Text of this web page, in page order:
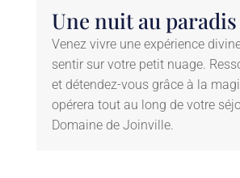
Une nuit au paradis
Venez vivre une expérience
sentir sur votre petit nuage.
et détendez-vous grâce à la
opérera tout au long de votre
Domaine de Joinville.